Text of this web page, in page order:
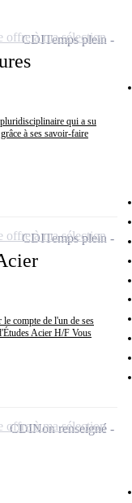
qui a su
à ses savoir-faire
CDITemps plein
offre à ma sélection
compte de l'un de ses
Acier H/F Vous
CDITemps plein
offre à ma sélection
CDINon renseigné
offre à ma sélection